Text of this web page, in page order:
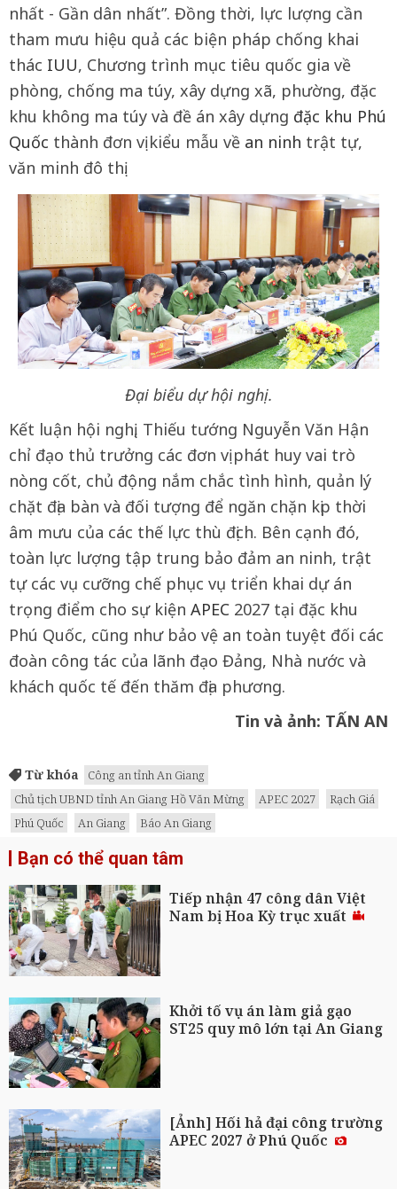
nhất - Gần dân nhất”. Đồng thời, lực lượng cần
tham mưu hiệu quả các biện pháp chống khai
thác IUU, Chương trình mục tiêu quốc gia về
phòng, chống ma túy, xây dựng xã, phường, đặc
khu không ma túy và đề án xây dựng đặc khu Phú
Quốc thành đơn vị kiểu mẫu về an ninh trật tự,
văn minh đô thị.
Đại biểu dự hội nghị.
Kết luận hội nghị, Thiếu tướng Nguyễn Văn Hận
chỉ đạo thủ trưởng các đơn vị phát huy vai trò
nòng cốt, chủ động nắm chắc tình hình, quản lý
chặt địa bàn và đối tượng để ngăn chặn kịp thời
âm mưu của các thế lực thù địch. Bên cạnh đó,
toàn lực lượng tập trung bảo đảm an ninh, trật
tự các vụ cưỡng chế phục vụ triển khai dự án
trọng điểm cho sự kiện APEC 2027 tại đặc khu
Phú Quốc, cũng như bảo vệ an toàn tuyệt đối các
đoàn công tác của lãnh đạo Đảng, Nhà nước và
khách quốc tế đến thăm địa phương.
Tin và ảnh: TẤN AN
Từ khóa
Công an tỉnh An Giang
Chủ tịch UBND tỉnh An Giang Hồ Văn Mừng
APEC 2027
Rạch Giá
Phú Quốc
An Giang Báo An Giang
Bạn có thể quan tâm
Tiếp nhận 47 công dân Việt
Nam bị Hoa Kỳ trục xuất
Khởi tố vụ án làm giả gạo
ST25 quy mô lớn tại An Giang
[Ảnh] Hối hả đại công trường
APEC 2027 ở Phú Quốc